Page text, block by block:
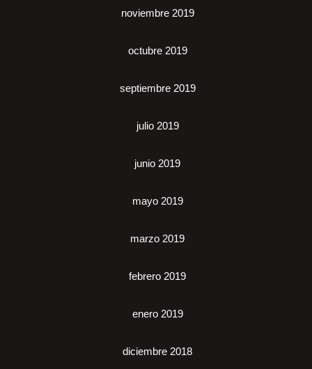
noviembre 2019
octubre 2019
septiembre 2019
julio 2019
junio 2019
mayo 2019
marzo 2019
febrero 2019
enero 2019
diciembre 2018